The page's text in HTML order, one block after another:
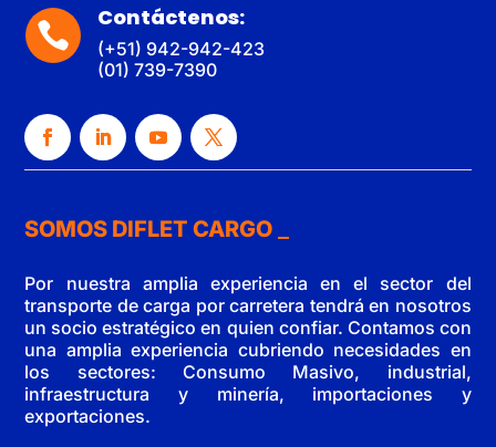

Contáctenos:
(+51) 942-942-423
(01) 739-7390
SOMOS DIFLET CARGO
Por nuestra amplia experiencia en el sector del
transporte de carga por carretera tendrá en nosotros
un socio estratégico en quien confiar. Contamos con
una amplia experiencia cubriendo necesidades en
los sectores: Consumo Masivo, industrial,
infraestructura y minería, importaciones y
exportaciones.